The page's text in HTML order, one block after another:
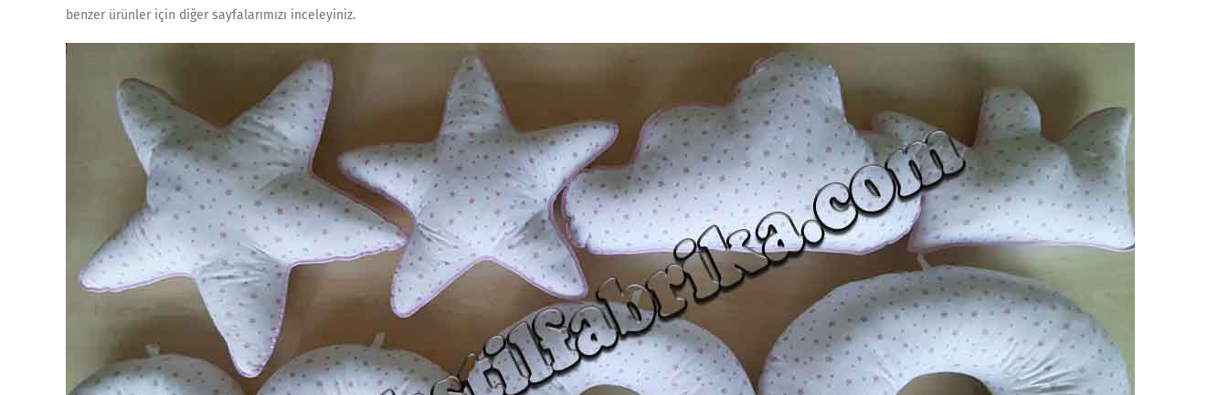
benzer ürünler için diğer sayfalarımızı inceleyiniz.